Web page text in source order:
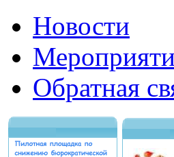
Новости
Обратная